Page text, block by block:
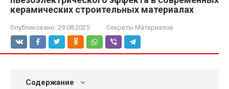
керамических строительных материалах
Опубликовано: 29.08.2025 Секреты Материалов
Содержание